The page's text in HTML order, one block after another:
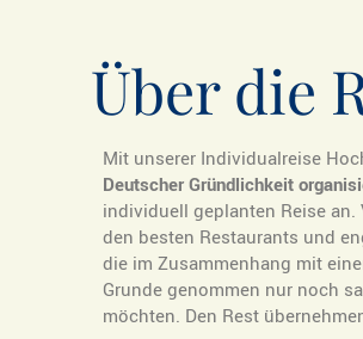
Über die
Mit unserer Individualreise
Deutscher Gründlichkeit
individuell geplanten Reise
den besten Restaurants und
die im Zusammenhang mit
Grunde genommen nur noch
möchten. Den Rest